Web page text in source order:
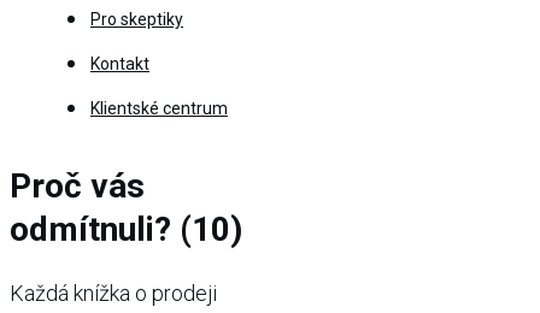
Pro skeptiky
Kontakt
Klientské centrum
Proč vás
odmítnuli? (10)
Každá knížka o prodeji